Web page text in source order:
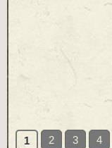
1 2 3 4